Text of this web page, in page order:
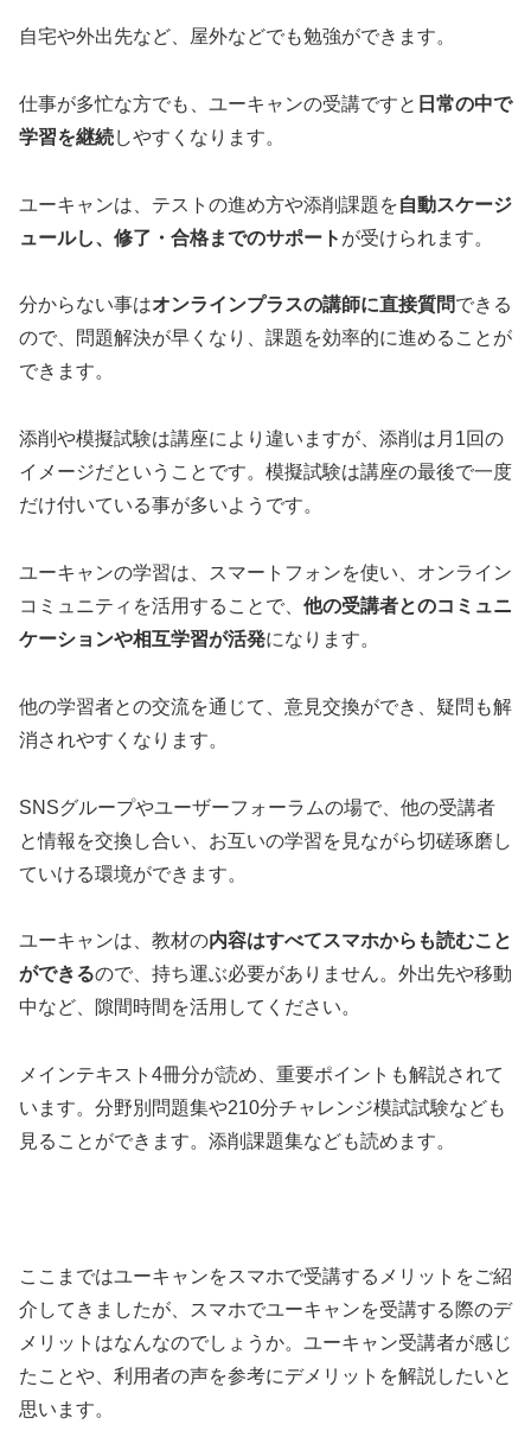
自宅や外出先など、屋外などでも勉強ができます。
仕事が多忙な方でも、ユーキャンの受講ですと 日常の中で
学習を継続しやすくなります。
ユーキャンは、テストの進め方や添削課題を自動スケージ
ュールし、修了・合格までのサポート が受けられます。
分からない事はオンラインプラスの講師に直接質問できる
ので、問題解決が早くなり、課題を効率的に進めることが
できます。
添削や模擬試験は講座により違いますが、添削は月1回の
イメージだということです。模擬試験は講座の最後で一度
だけ付いている事が多いようです。
ユーキャンの学習は、スマートフォンを使い、オンライン
コミュニティを活用することで、 他の受講者とのコミュニ
ケーションや相互学習が活発になります。
他の学習者との交流を通じて、意見交換ができ、疑問も解
消されやすくなります。
SNSグループやユーザーフォーラムの場で、他の受講者
と情報を交換し合い、お互いの学習を見ながら切磋琢磨し
ていける環境ができます。
ユーキャンは、教材の内容はすべてスマホからも読むこと
ができるので、持ち運ぶ必要がありません。外出先や移動
中など、隙間時間を活用してください。
メインテキスト4冊分が読め、重要ポイントも解説されて
います。分野別問題集や210分チャレンジ模試試験なども
見ることができます。添削課題集なども読めます。
ここまではユーキャンをスマホで受講するメリットをご紹
介してきましたが、スマホでユーキャンを受講する際のデ
メリットはなんなのでしょうか。ユーキャン受講者が感じ
たことや、利用者の声を参考にデメリットを解説したいと
思います。